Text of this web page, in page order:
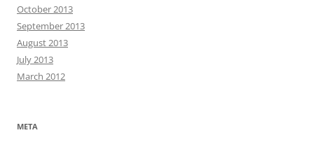
October 2013
September 2013
August 2013
July 2013
March 2012
META